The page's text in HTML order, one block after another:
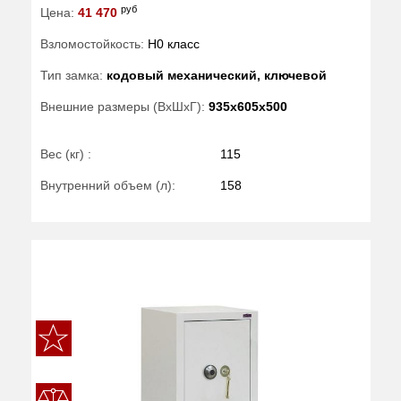
Цена: 41 470 руб
Взломостойкость: H0 класс
Тип замка: кодовый механический, ключевой
Внешние размеры (ВхШхГ): 935x605x500
Вес (кг) : 115
Внутренний объем (л): 158